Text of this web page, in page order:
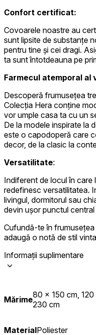
Confort certificat:
Covoarele noastre au
sunt lipsite de substanțe
pentru tine și cei dragi.
ta sunt întotdeauna pe
Farmecul atemporal al
Descoperă frumusețea
Colecția Hera conține
vor umple casa ta cu un
De la modele inspirate la
este o capodoperă care
decor, de la clasic la
Versatilitate:
Indiferent de locul în
redefinesc versatilitatea.
livingul, dormitorul sau
devin ușor punctul
Cufundă-te în
adaugă o notă de stil
Informații suplimentare
Mărime80 x 150 cm,
230 cm
MaterialPoliester